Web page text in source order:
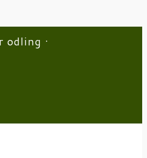
odling ·